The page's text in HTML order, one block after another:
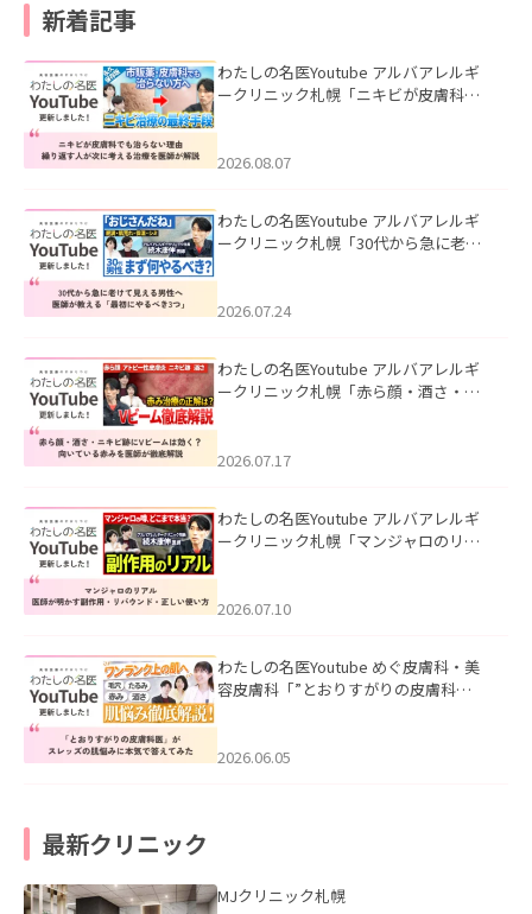
新着記事
わたしの名医Youtube アルバアレルギ
ークリニック札幌「ニキビが皮膚科で
ました。
2026.08.07
わたしの名医Youtube アルバアレルギ
ークリニック札幌「30代から急に老け
た。
2026.07.24
わたしの名医Youtube アルバアレルギ
ークリニック札幌「赤ら顔・酒さ・ニ
した。
2026.07.17
わたしの名医Youtube アルバアレルギ
ークリニック札幌「マンジャロのリア
た。
2026.07.10
わたしの名医Youtube めぐ皮膚科・美
容皮膚科「”とおりすがりの皮膚科
2026.06.05
最新クリニック
MJクリニック札幌